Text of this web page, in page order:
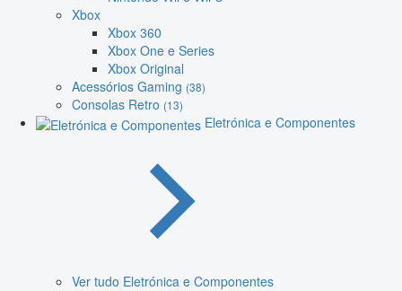
Xbox
Xbox 360
Xbox One e Series
Xbox Original
Acessórios Gaming (38)
Consolas Retro (13)
Eletrónica e Componentes
Ver tudo Eletrónica e Componentes